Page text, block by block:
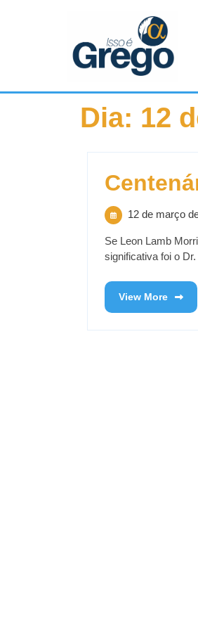
Dia: 12
12 de março
Se Leon Lamb
significativa foi o
View More